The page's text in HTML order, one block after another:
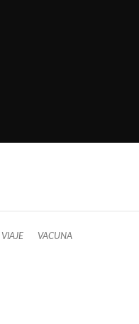
VIAJE VACUNA